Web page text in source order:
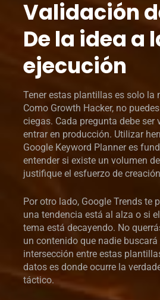
Validación
De la idea a
ejecución
Tener estas plantillas es solo la
Como Growth Hacker, no
ciegas. Cada pregunta debe ser
entrar en producción. Utilizar
Google Keyword Planner es
entender si existe un volumen
justifique el esfuerzo de
Por otro lado, Google Trends te
una tendencia está al alza o si
tema está decayendo. No
un contenido que nadie buscará
intersección entre estas
datos es donde ocurre la
táctico.